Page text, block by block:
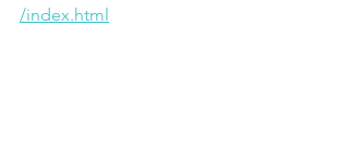
/index.html